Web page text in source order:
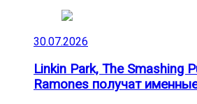
30.07.2026
Linkin Park, The Smashing
Ramones получат